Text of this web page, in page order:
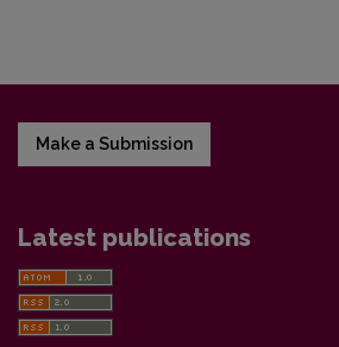
Make a Submission
Latest publications